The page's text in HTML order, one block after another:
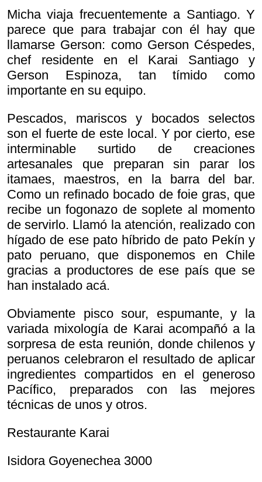
Micha viaja frecuentemente a Santiago. Y
parece que para trabajar con él hay que
llamarse Gerson: como Gerson Céspedes,
chef residente en el Karai Santiago y
Gerson Espinoza, tan tímido como
importante en su equipo.
Pescados, mariscos y bocados selectos
son el fuerte de este local. Y por cierto, ese
interminable surtido de creaciones
artesanales que preparan sin parar los
itamaes, maestros, en la barra del bar.
Como un refinado bocado de foie gras, que
recibe un fogonazo de soplete al momento
de servirlo. Llamó la atención, realizado con
hígado de ese pato híbrido de pato Pekín y
pato peruano, que disponemos en Chile
gracias a productores de ese país que se
han instalado acá.
Obviamente pisco sour, espumante, y la
variada mixología de Karai acompañó a la
sorpresa de esta reunión, donde chilenos y
peruanos celebraron el resultado de aplicar
ingredientes compartidos en el generoso
Pacífico, preparados con las mejores
técnicas de unos y otros.
Restaurante Karai
Isidora Goyenechea 3000